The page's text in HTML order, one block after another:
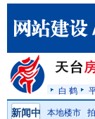
白 鹤
新闻中
本地楼市